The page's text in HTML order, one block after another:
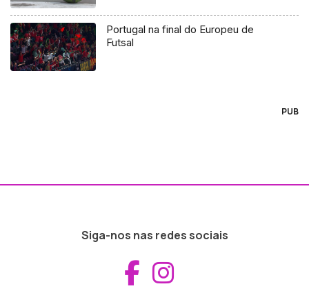
Portugal na final do Europeu de
Futsal
PUB
Siga-nos nas redes sociais
Aceder ao